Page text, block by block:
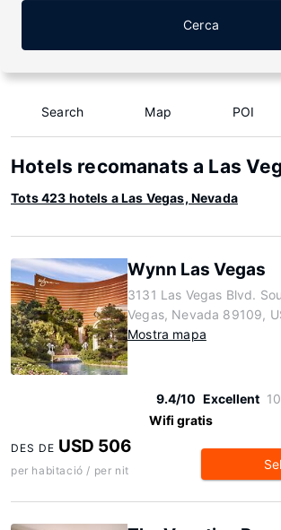
Cerca
Search Map POI
Hotels recomanats a Las
Tots 423 hotels a Las Vegas, Nevada
Wynn Las Vegas
3131 Las Vegas Blvd.
Vegas, Nevada 89109,
Mostra mapa
9.4/10 Excellent
Wifi gratis
DES DE USD 506
per habitació / per nit